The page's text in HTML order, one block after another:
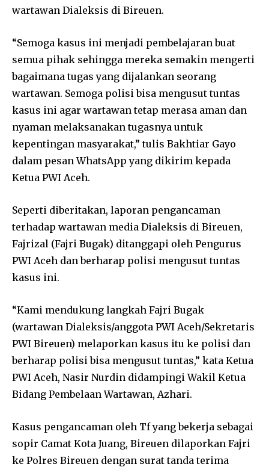
wartawan Dialeksis di Bireuen.
“Semoga kasus ini menjadi pembelajaran buat
semua pihak sehingga mereka semakin mengerti
bagaimana tugas yang dijalankan seorang
wartawan. Semoga polisi bisa mengusut tuntas
kasus ini agar wartawan tetap merasa aman dan
nyaman melaksanakan tugasnya untuk
kepentingan masyarakat,” tulis Bakhtiar Gayo
dalam pesan WhatsApp yang dikirim kepada
Ketua PWI Aceh.
Seperti diberitakan, laporan pengancaman
terhadap wartawan media Dialeksis di Bireuen,
Fajrizal (Fajri Bugak) ditanggapi oleh Pengurus
PWI Aceh dan berharap polisi mengusut tuntas
kasus ini.
“Kami mendukung langkah Fajri Bugak
(wartawan Dialeksis/anggota PWI Aceh/Sekretaris
PWI Bireuen) melaporkan kasus itu ke polisi dan
berharap polisi bisa mengusut tuntas,” kata Ketua
PWI Aceh, Nasir Nurdin didampingi Wakil Ketua
Bidang Pembelaan Wartawan, Azhari.
Kasus pengancaman oleh Tf yang bekerja sebagai
sopir Camat Kota Juang, Bireuen dilaporkan Fajri
ke Polres Bireuen dengan surat tanda terima